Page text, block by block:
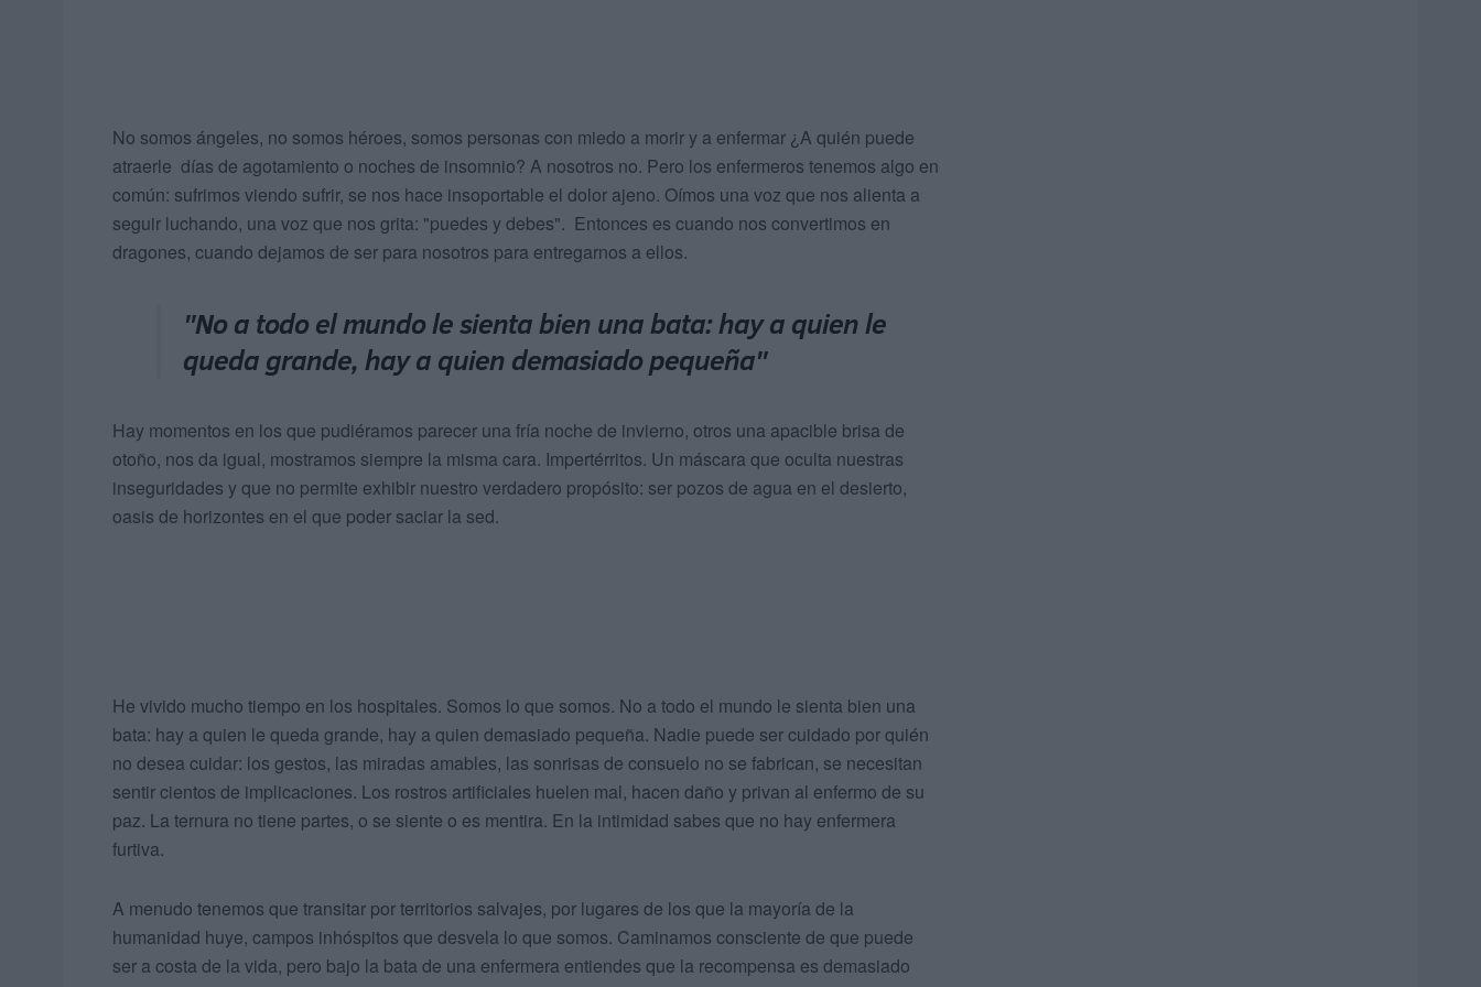
No somos ángeles, no somos héroes, somos personas con miedo a morir y a enfermar ¿A quién puede
atraerle días de agotamiento o noches de insomnio? A nosotros no. Pero los enfermeros tenemos algo en
común: sufrimos viendo sufrir, se nos hace insoportable el dolor ajeno. Oímos una voz que nos alienta a
seguir luchando, una voz que nos grita: "puedes y debes". Entonces es cuando nos convertimos en
dragones, cuando dejamos de ser para nosotros para entregarnos a ellos.
"No a todo el mundo le sienta bien una bata: hay a quien le
queda grande, hay a quien demasiado pequeña"
Hay momentos en los que pudiéramos parecer una fría noche de invierno, otros una apacible brisa de
otoño, nos da igual, mostramos siempre la misma cara. Impertérritos. Un máscara que oculta nuestras
inseguridades y que no permite exhibir nuestro verdadero propósito: ser pozos de agua en el desierto,
oasis de horizontes en el que poder saciar la sed.
He vivido mucho tiempo en los hospitales. Somos lo que somos. No a todo el mundo le sienta bien una
bata: hay a quien le queda grande, hay a quien demasiado pequeña. Nadie puede ser cuidado por quién
no desea cuidar: los gestos, las miradas amables, las sonrisas de consuelo no se fabrican, se necesitan
sentir cientos de implicaciones. Los rostros artificiales huelen mal, hacen daño y privan al enfermo de su
paz. La ternura no tiene partes, o se siente o es mentira. En la intimidad sabes que no hay enfermera
furtiva.
A menudo tenemos que transitar por territorios salvajes, por lugares de los que la mayoría de la
humanidad huye, campos inhóspitos que desvela lo que somos. Caminamos consciente de que puede
ser a costa de la vida, pero bajo la bata de una enfermera entiendes que la recompensa es demasiado